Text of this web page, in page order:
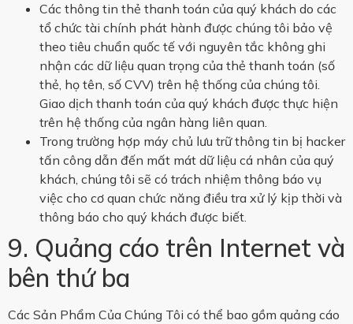
Các thông tin thẻ thanh toán của quý khách do các
tổ chức tài chính phát hành được chúng tôi bảo vệ
theo tiêu chuẩn quốc tế với nguyên tắc không ghi
nhận các dữ liệu quan trọng của thẻ thanh toán (số
thẻ, họ tên, số CVV) trên hệ thống của chúng tôi.
Giao dịch thanh toán của quý khách được thực hiện
trên hệ thống của ngân hàng liên quan.
Trong trường hợp máy chủ lưu trữ thông tin bị hacker
tấn công dẫn đến mất mát dữ liệu cá nhân của quý
khách, chúng tôi sẽ có trách nhiệm thông báo vụ
việc cho cơ quan chức năng điều tra xử lý kịp thời và
thông báo cho quý khách được biết.
9. Quảng cáo trên Internet và
bên thứ ba
Các Sản Phẩm Của Chúng Tôi có thể bao gồm quảng cáo